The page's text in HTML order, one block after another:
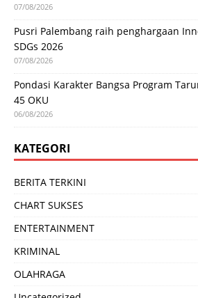
07/08/2026
Pusri Palembang raih penghargaan
SDGs 2026
07/08/2026
Pondasi Karakter Bangsa Program
45 OKU
06/08/2026
KATEGORI
BERITA TERKINI
CHART SUKSES
ENTERTAINMENT
KRIMINAL
OLAHRAGA